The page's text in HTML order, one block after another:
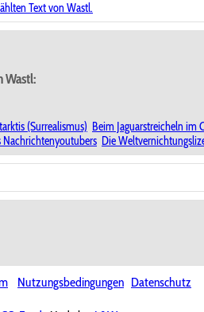
Text von Wastl.
Wastl:
(Surrealismus) Beim Jaguarstreicheln im
Nachrichtenyoutubers Die
Nutzungsbedingungen Datenschutz